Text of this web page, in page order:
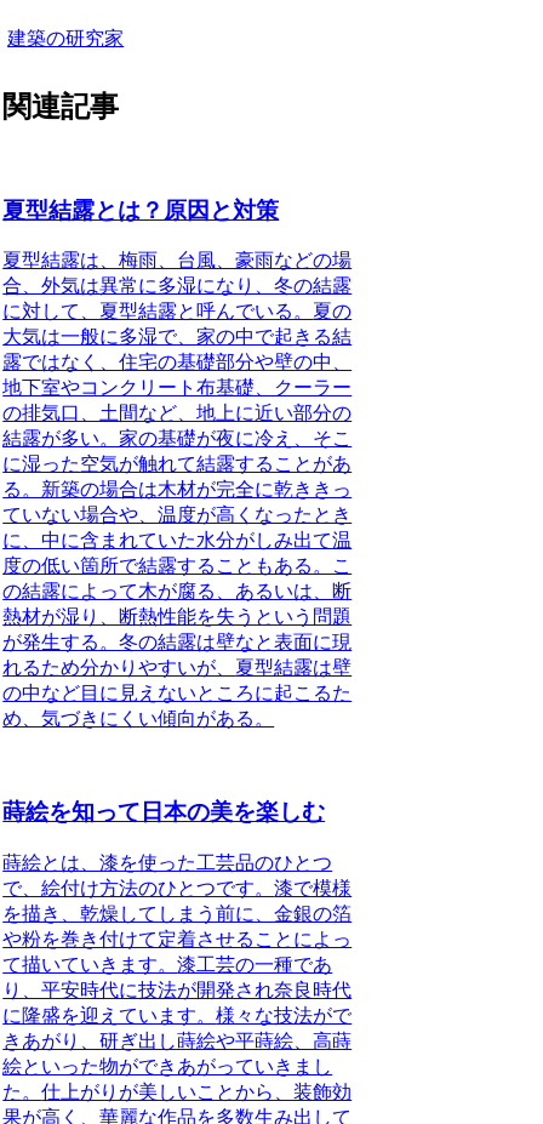
建築の研究家
関連記事
夏型結露とは？原因と対策
夏型結露は、梅雨、台風、豪雨などの場
合、外気は異常に多湿になり、冬の結露
に対して、夏型結露と呼んでいる。 夏の
大気は一般に多湿で、家の中で起きる結
露ではなく、住宅の基礎部分や壁の中、
地下室やコンクリート布基礎、クーラー
の排気口、土間など、地上に近い部分の
結露が多い。家の基礎が夜に冷え、そこ
に湿った空気が触れて結露することがあ
る。新築の場合は木材が完全に乾ききっ
ていない場合や、温度が高くなったとき
に、中に含まれていた水分がしみ出て温
度の低い箇所で結露することもある。こ
の結露によって木が腐る、あるいは、断
熱材が湿り、断熱性能を失うという問題
が発生する。冬の結露は壁なと表面に現
れるため分かりやすいが、 夏型結露は壁
の中など目に見えないところに起こるた
め、気づきにくい傾向がある。
蒔絵を知って日本の美を楽しむ
蒔絵とは、漆を使った工芸品のひとつ
で、絵付け方法のひとつです。漆で模様
を描き、乾燥してしまう前に、金銀の箔
や粉を巻き付けて定着させることによっ
て描いていきます。漆工芸の一種であ
り、平安時代に技法が開発され奈良時代
に隆盛を迎えています。様々な技法がで
きあがり、研ぎ出し蒔絵や平蒔絵、高蒔
絵といった物ができあがっていきまし
た。仕上がりが美しいことから、装飾効
果が高く、華麗な作品を多数生み出して